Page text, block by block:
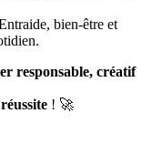
bien-être et
responsable, créatif
! 🚀